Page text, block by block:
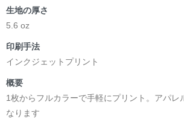
生地の厚さ
5.6 oz
印刷手法
インクジェットプリント
概要
1枚からフルカラーで手軽にプリント。アパレ
なります